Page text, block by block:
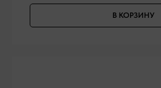
В КОРЗИНУ